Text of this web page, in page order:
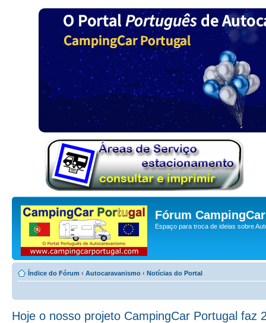
Fórum
Espaço para troca de ideias sobre
Índice do Fórum ‹ Autocaravanismo ‹ Notícias do Portal
Hoje o nosso projeto CampingCar Portugal faz